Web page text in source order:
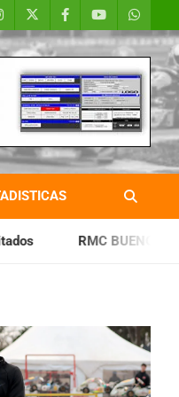
AIRES: Cerró una